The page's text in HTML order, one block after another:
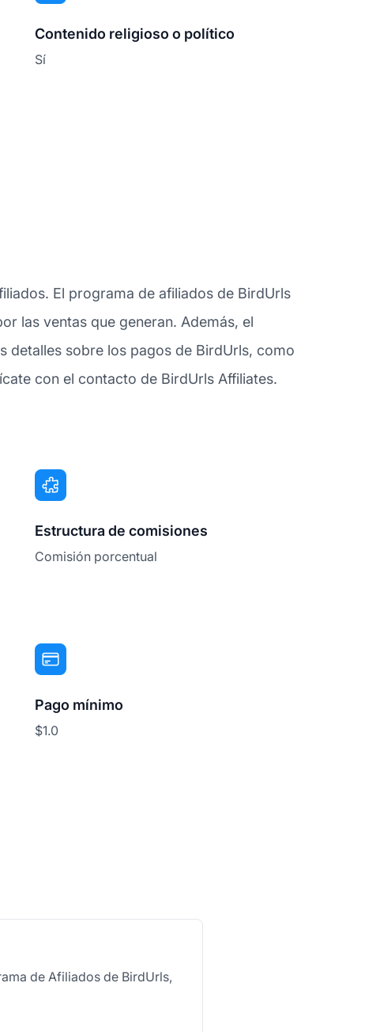
Contenido religioso o político
Sí
El programa de afiliados de BirdUrls
las ventas que generan. Además, el
detalles sobre los pagos de BirdUrls, como
con el contacto de BirdUrls Affiliates.
Estructura de comisiones
Comisión porcentual
Pago mínimo
$1.0
de Afiliados de BirdUrls,